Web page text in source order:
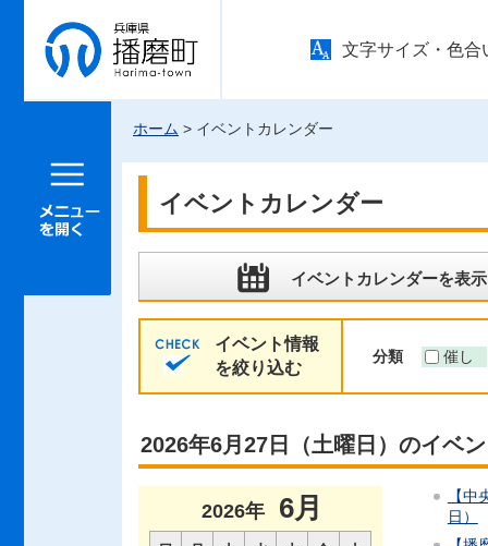
兵庫県 播
磨町
文字サイズ・色合
メニュー
ホーム > イベントカレンダー
イベントカレンダー
イベントカレンダーを表示
イベント情報
を絞り込む
分類 催し
2026年6月27日（土曜日）のイベ
2026年 6月
【
日）